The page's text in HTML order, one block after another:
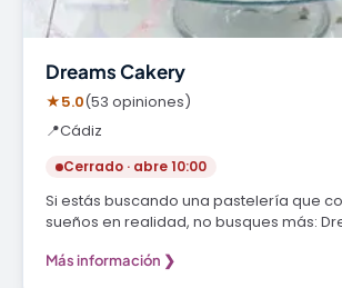
Dreams Cakery
★5.0(53 opiniones)
📍Cádiz
Cerrado · abre 10:00
Si estás buscando una pastelería que
sueños en realidad, no busques más:
Más información ❯